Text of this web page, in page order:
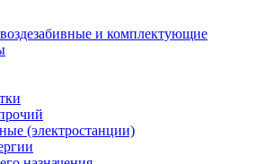
и комплектующие
(электростанции)